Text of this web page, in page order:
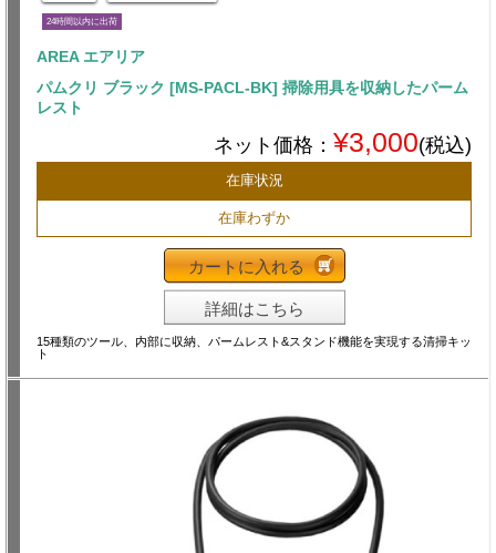
24時間以内に出荷
AREA エアリア
パムクリ ブラック [MS-PACL-BK] 掃除用具を収納したパーム
レスト
ネット価格： ¥3,000(税込)
在庫状況
在庫わずか
カートに入れる
詳細はこちら
15種類のツール、内部に収納、パームレスト&スタンド機能を実現する清掃キッ
ト